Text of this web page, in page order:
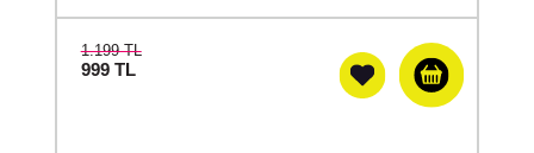
1.199 TL
999 TL